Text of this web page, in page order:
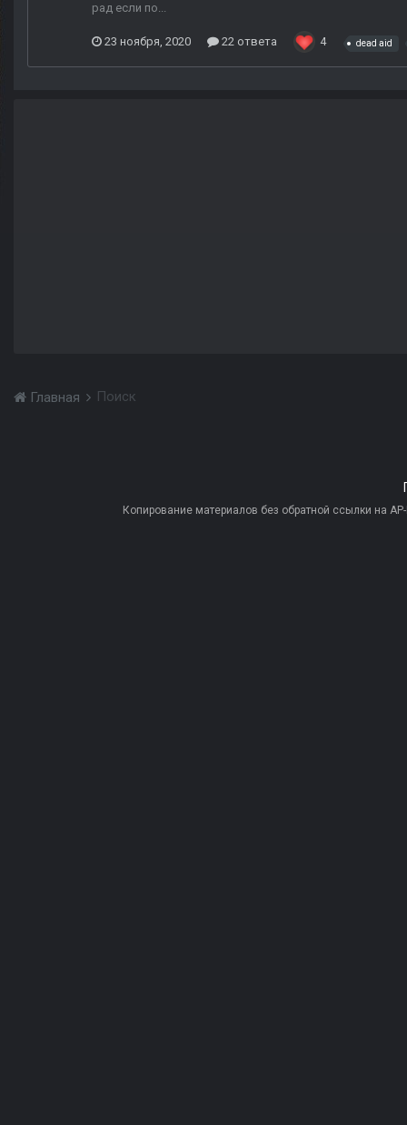
рад если по...
23 ноября, 2020 22 ответа 4 dead aid
Главная Поиск
Копирование материалов без обратной ссылки на